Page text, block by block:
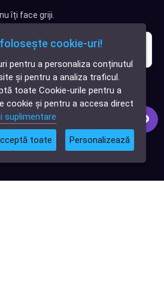
✕
Cauți o aplicație
software?
îți face griji.
pentru compania mea IT
software
cookie-uri!
pentru a personaliza conținutul
și pentru a analiza traficul.
toate Cookie-urile pentru a
cookie și pentru a accesa direct
suplimentare
toate Personalizează